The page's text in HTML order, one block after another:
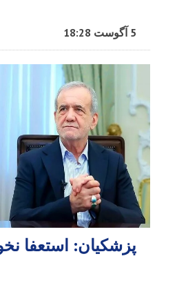
5 آگوست 18:28
پزشکیان: استعفا